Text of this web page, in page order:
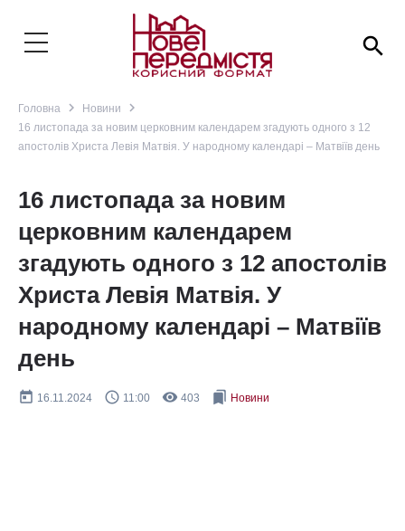
search
Головна navigate_next Новини navigate_next
16 листопада за новим церковним календарем згадують одного з 12
апостолів Христа Левія Матвія. У народному календарі – Матвіїв день
16 листопада за новим
церковним календарем
згадують одного з 12 апостолів
Христа Левія Матвія. У
народному календарі – Матвіїв
день
today 16.11.2024 query_builder 11:00 remove_red_eye 403 bookmarks Новини